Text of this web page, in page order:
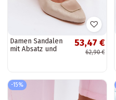
Damen Sandalen
mit Absatz und
Farbe Tai turiden
53,47 €
62,90 €
-15%